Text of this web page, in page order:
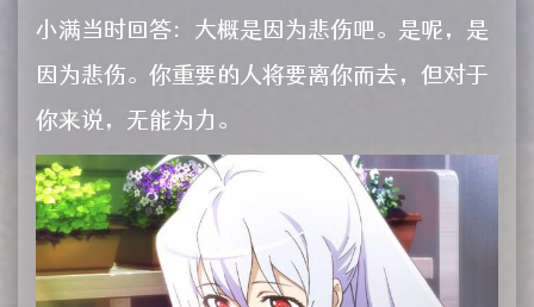
小满当时回答：大概是因为悲伤吧。是呢，是
因为悲伤。你重要的人将要离你而去，但对于
你来说，无能为力。